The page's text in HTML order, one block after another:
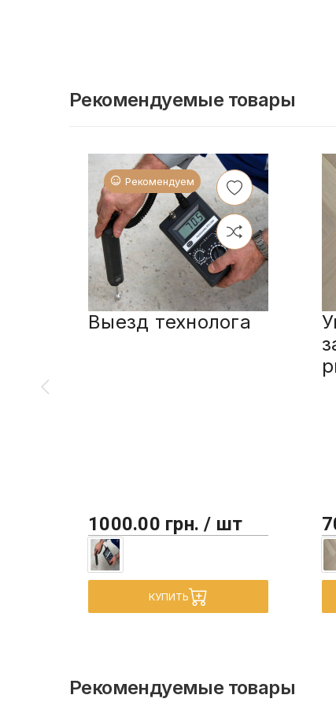
Рекомендуемые товары
Рекомендуем
Выезд технолога
1000.00 грн. / шт
КУПИТЬ
Рекомендуемые товары